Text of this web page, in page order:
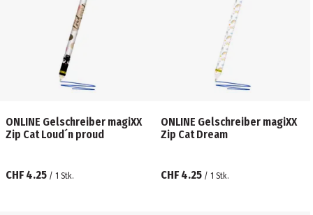
ONLINE Gelschreiber magiXX
Zip Cat Loud´n proud
CHF 4.25 / 1 Stk.
ONLINE Gelschreiber magiXX
Zip Cat Dream
CHF 4.25 / 1 Stk.